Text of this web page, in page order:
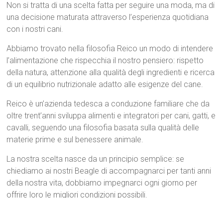
Non si tratta di una scelta fatta per seguire una moda, ma di
una decisione maturata attraverso l’esperienza quotidiana
con i nostri cani.
Abbiamo trovato nella filosofia Reico un modo di intendere
l’alimentazione che rispecchia il nostro pensiero: rispetto
della natura, attenzione alla qualità degli ingredienti e ricerca
di un equilibrio nutrizionale adatto alle esigenze del cane.
Reico è un’azienda tedesca a conduzione familiare che da
oltre trent’anni sviluppa alimenti e integratori per cani, gatti, e
cavalli, seguendo una filosofia basata sulla qualità delle
materie prime e sul benessere animale.
La nostra scelta nasce da un principio semplice: se
chiediamo ai nostri Beagle di accompagnarci per tanti anni
della nostra vita, dobbiamo impegnarci ogni giorno per
offrire loro le migliori condizioni possibili.